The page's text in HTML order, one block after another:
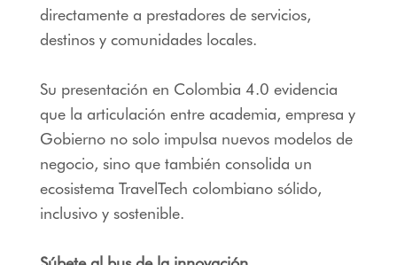
directamente a prestadores de servicios,
destinos y comunidades locales.
Su presentación en Colombia 4.0 evidencia
que la articulación entre academia, empresa y
Gobierno no solo impulsa nuevos modelos de
negocio, sino que también consolida un
ecosistema TravelTech colombiano sólido,
inclusivo y sostenible.